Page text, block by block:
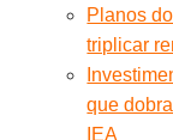
Planos
triplicar
que
IEA